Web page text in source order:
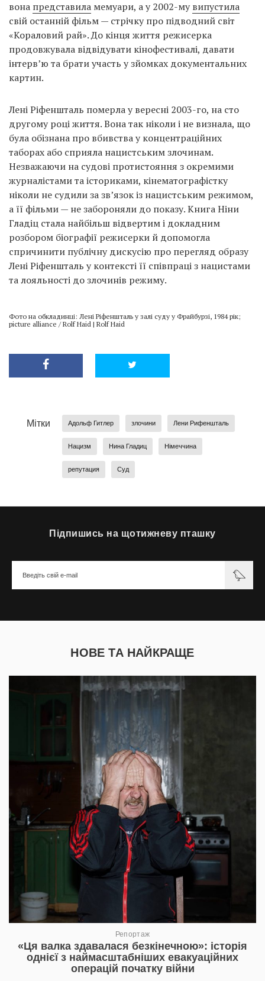
вона представила мемуари, а у 2002-мувипустила
свій останній фільм — стрічку про підводний світ
«Кораловий рай». До кінця життя режисерка
продовжувала відвідувати кінофестивалі, давати
інтерв’ю та брати участь у зйомках документальних
картин.
Лені Ріфеншталь померла у вересні 2003-го, на сто
другому році життя. Вона так ніколи і не визнала, що
була обізнана про вбивства у концентраційних
таборах або сприяла нацистським злочинам.
Незважаючи на судові протистояння з окремими
журналістами та істориками, кінематографістку
ніколи не судили за зв’язок із нацистським режимом,
а її фільми — не забороняли до показу. Книга Ніни
Гладіц стала найбільш відвертим і докладним
розбором біографії режисерки й допомогла
спричинити публічну дискусію про перегляд образу
Лені Ріфеншталь у контексті її співпраці з нацистами
та лояльності до злочинів режиму.
Фото на обкладинці: Лені Ріфеншталь у залі суду у Фрайбурзі, 1984 рік;
picture alliance / Rolf Haid | Rolf Haid
Мітки Адольф Гитлер злочини Лени Рифеншталь
Нацизм Нина Гладиц Німеччина
репутация Суд
Підпишись на щотижневу пташку
НОВЕ ТА НАЙКРАЩЕ
Репортаж
«Ця валка здавалася безкінечною»: історія
однієї з наймасштабніших евакуаційних
операцій початку війни